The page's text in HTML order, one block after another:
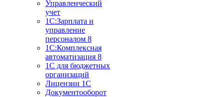
Управленческий
учет
1С:Зарплата и
управление
персоналом 8
1C:Комплексная
автоматизация 8
1С для бюджетных
организаций
Лицензии 1С
Документооборот